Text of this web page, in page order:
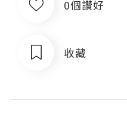
0個讚好
收藏